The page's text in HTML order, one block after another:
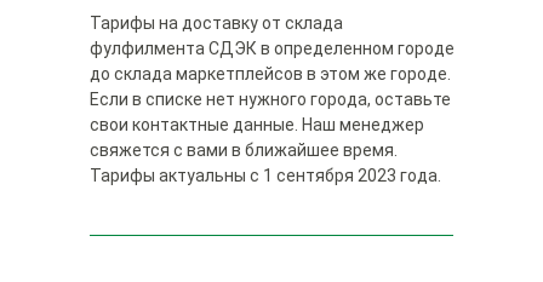
Точно в срок бережно доставим заказ
до нужного склада маркетплейса
В этот же день отправим до адреса
Тарифы на доставку от склада
фулфилмента СДЭК в определенном городе
до склада маркетплейсов в этом же городе.
Если в списке нет нужного города, оставьте
свои контактные данные. Наш менеджер
свяжется с вами в ближайшее время.
Тарифы актуальны с 1 сентября 2023 года.